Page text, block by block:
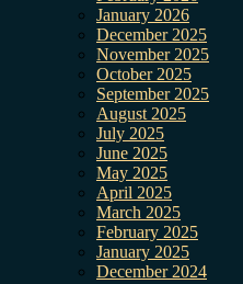
January 2026
December 2025
November 2025
October 2025
September 2025
August 2025
July 2025
June 2025
May 2025
April 2025
March 2025
February 2025
January 2025
December 2024